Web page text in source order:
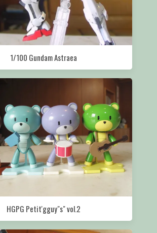
1/100 Gundam Astraea
HGPG Petit'gguy"s" vol.2